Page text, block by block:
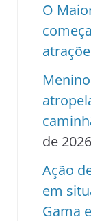
O
de 2026
Ação
em
Gama